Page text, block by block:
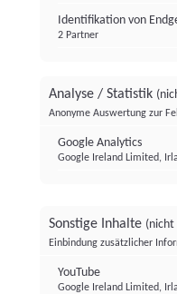
Identifikation von
2 Partner
Analyse / Statistik
Anonyme Auswertung zur
Google Analytics
Google Ireland Limited,
Sonstige Inhalte (nicht
Einbindung zusätzlicher
YouTube
Google Ireland Limited,